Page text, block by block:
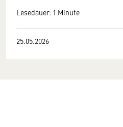
Lesedauer: 1 Minute
25.05.2026